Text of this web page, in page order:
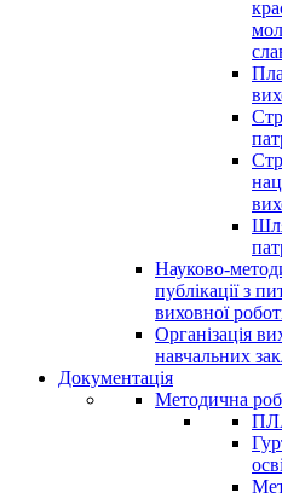
Науково-
публікації з
виховної
Організація
навчальних
Документація
Методична